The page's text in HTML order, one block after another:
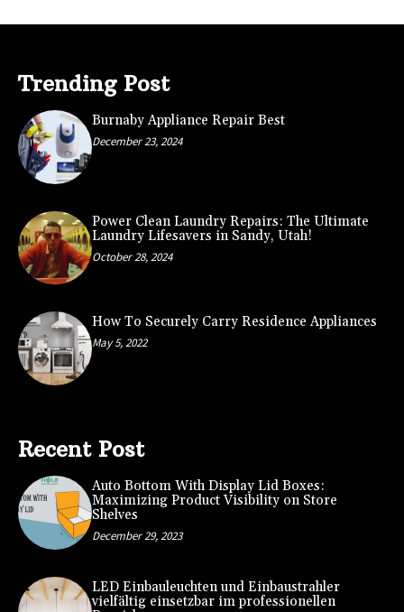
Trending Post
Burnaby Appliance Repair Best
December 23, 2024
Power Clean Laundry Repairs: The Ultimate
Laundry Lifesavers in Sandy, Utah!
October 28, 2024
How To Securely Carry Residence Appliances
May 5, 2022
Recent Post
Auto Bottom With Display Lid Boxes:
Maximizing Product Visibility on Store
Shelves
December 29, 2023
LED Einbauleuchten und Einbaustrahler
vielfältig einsetzbar im professionellen